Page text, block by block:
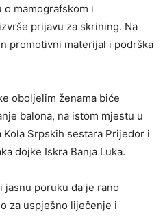
mamografskom i
prijavu za skrining. Na
promotivni materijal i podrška
oboljelim ženama biće
balona, na istom mjestu u
Kola Srpskih sestara Prijedor i
dojke Iskra Banja Luka.
jasnu poruku da je rano
za uspješno liječenje i